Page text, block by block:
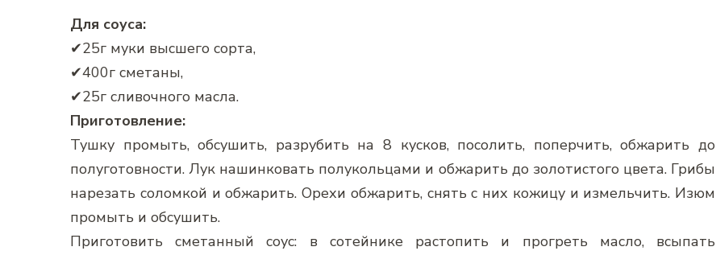
Для соуса:
✔25г муки высшего сорта,
✔400г сметаны,
✔25г сливочного масла.
Приготовление:
Тушку промыть, обсушить, разрубить на 8 кусков, посолить, поперчить, обжарить до
полуготовности. Лук нашинковать полукольцами и обжарить до золотистого цвета. Грибы
нарезать соломкой и обжарить. Орехи обжарить, снять с них кожицу и измельчить. Изюм
промыть и обсушить.
Приготовить сметанный соус: в сотейнике растопить и прогреть масло, всыпать